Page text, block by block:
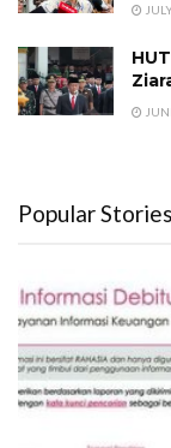
Popular Stories